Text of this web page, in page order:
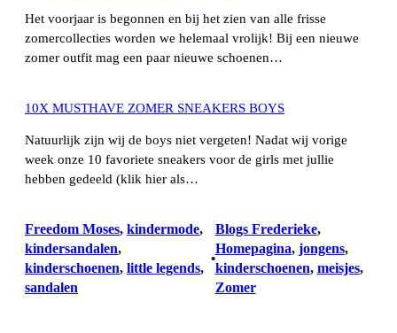
Het voorjaar is begonnen en bij het zien van alle frisse
zomercollecties worden we helemaal vrolijk! Bij een nieuwe
zomer outfit mag een paar nieuwe schoenen…
10X MUSTHAVE ZOMER SNEAKERS BOYS
Natuurlijk zijn wij de boys niet vergeten! Nadat wij vorige
week onze 10 favoriete sneakers voor de girls met jullie
hebben gedeeld (klik hier als…
Freedom Moses, kindermode
kindersandalen
kinderschoenen, little legends
sandalen
•
Blogs Frederieke ,
Homepagina, jongens ,
kinderschoenen, meisjes ,
Zomer